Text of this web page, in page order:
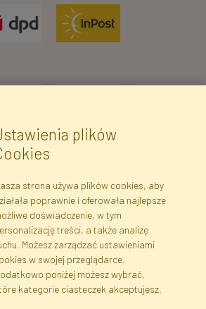
Zapisz się
Regulamin
Polityka Prywatności
Mapa serwisu
plików
strona używa plików cookies, aby
poprawnie i oferowała najlepsze
doświadczenie, w tym
treści, a także analizę
Możesz zarządzać ustawieniami
w swojej przeglądarce.
poniżej możesz wybrać,
kategorie ciasteczek akceptujesz.